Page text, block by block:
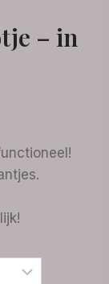
– in